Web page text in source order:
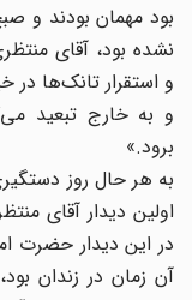
بود مهمان بودند و
نشده بود، آقای
و استقرار تانک‌ها در
و به خارج تبعید
برود.»
به هر حال روز
اولین دیدار آقای
در این دیدار حضرت
آن زمان در زندان